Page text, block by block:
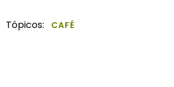
Tópicos: CAFÉ